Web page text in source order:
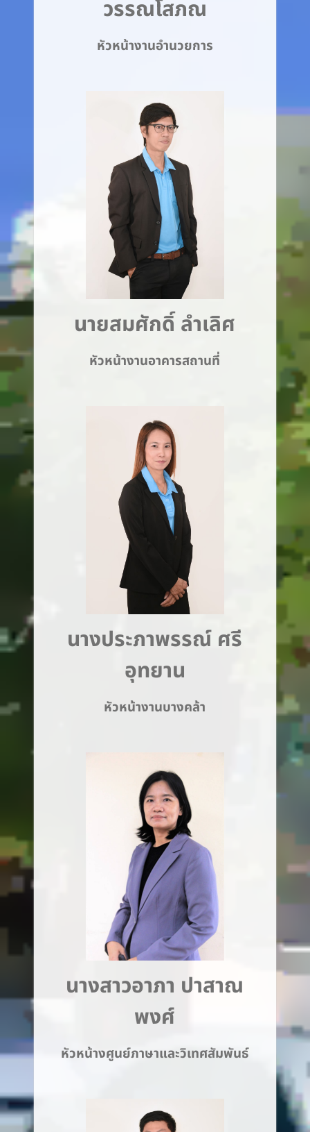
วรรณโสภณ
หัวหน้างานอำนวยการ
นายสมศักดิ์ ลำเลิศ
หัวหน้างานอาคารสถานที่
นางประภาพรรณ์ ศรี
อุทยาน
หัวหน้างานบางคล้า
นางสาวอาภา ปาสาณ
พงศ์
หัวหน้างศูนย์ภาษาและวิเทศสัมพันธ์